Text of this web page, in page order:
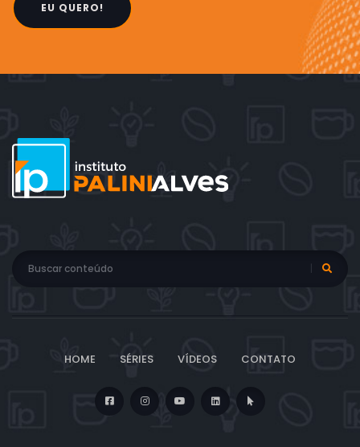
EU QUERO!
HOME SÉRIES VÍDEOS CONTATO